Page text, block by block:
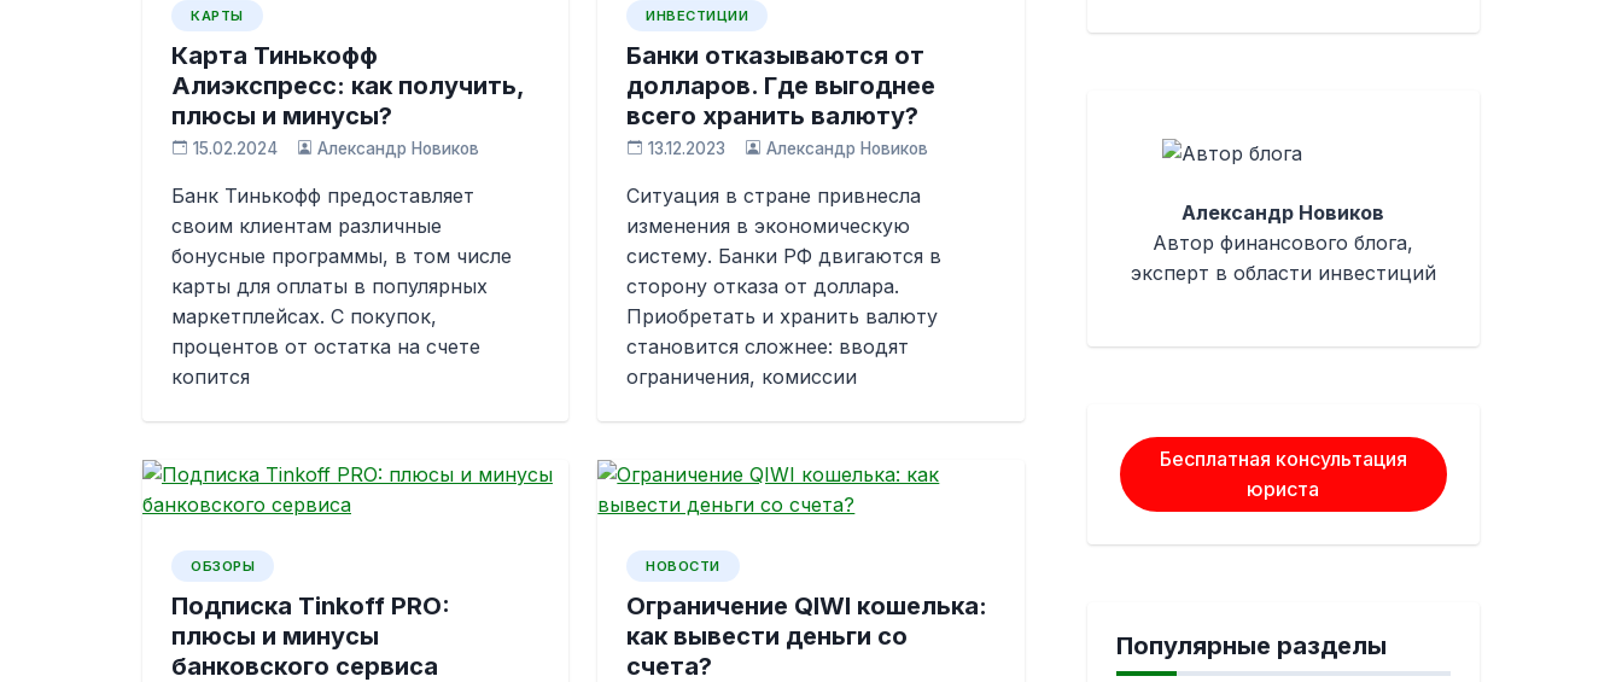
КАРТЫ
Карта Тинькофф
Алиэкспресс: как получить,
плюсы и минусы?
15.02.2024 Александр Новиков
Банк Тинькофф предоставляет
своим клиентам различные
бонусные программы, в том числе
карты для оплаты в популярных
маркетплейсах. С покупок,
процентов от остатка на счете
копится
ИНВЕСТИЦИИ
Банки отказываются от
долларов. Где выгоднее
всего хранить валюту?
13.12.2023 Александр Новиков
Ситуация в стране привнесла
изменения в экономическую
систему. Банки РФ двигаются в
сторону отказа от доллара.
Приобретать и хранить валюту
становится сложнее: вводят
ограничения, комиссии
ОБЗОРЫ
Подписка Tinkoff PRO:
плюсы и минусы
банковского сервиса
НОВОСТИ
Ограничение QIWI кошелька:
как вывести деньги со
счета?
Александр Новиков
Автор финансового блога,
эксперт в области инвестиций
Бесплатная консультация
юриста
Популярные разделы